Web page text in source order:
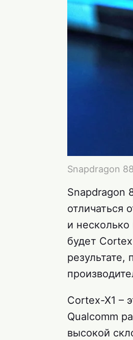
Snapdragon
Snapdragon
отличаться
и
будет
Cortex-X1 –
Qualcomm
высокой